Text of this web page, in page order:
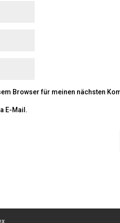
Browser für meinen nächsten
E-Mail.